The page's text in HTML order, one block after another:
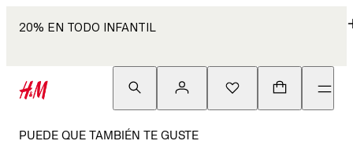
20% EN TODO INFANTIL
PUEDE QUE TAMBIÉN TE GUSTE